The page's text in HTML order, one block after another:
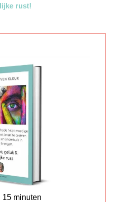
rust!
15 minuten